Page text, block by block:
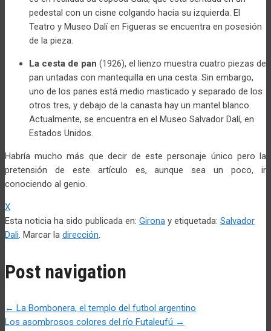
pedestal con un cisne colgando hacia su izquierda. El
Teatro y Museo Dalí en Figueras se encuentra en posesión
de la pieza.
La cesta de pan (1926), el lienzo muestra cuatro piezas de
pan untadas con mantequilla en una cesta. Sin embargo,
uno de los panes está medio masticado y separado de los
otros tres, y debajo de la canasta hay un mantel blanco.
Actualmente, se encuentra en el Museo Salvador Dalí, en
Estados Unidos.
Habría mucho más que decir de este personaje único pero la
pretensión de este artículo es, aunque sea un poco, ir
conociendo al genio.
X
Esta noticia ha sido publicada en: Girona y etiquetada: Salvador
Dali. Marcar la dirección.
Post navigation
← La Bombonera, el templo del futbol argentino
Los asombrosos colores del río Futaleufú →